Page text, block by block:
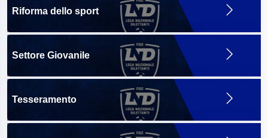
Riforma dello sport
Settore Giovanile
Tesseramento